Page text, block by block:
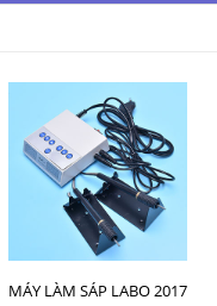
MÁY LÀM SÁP LABO 2017